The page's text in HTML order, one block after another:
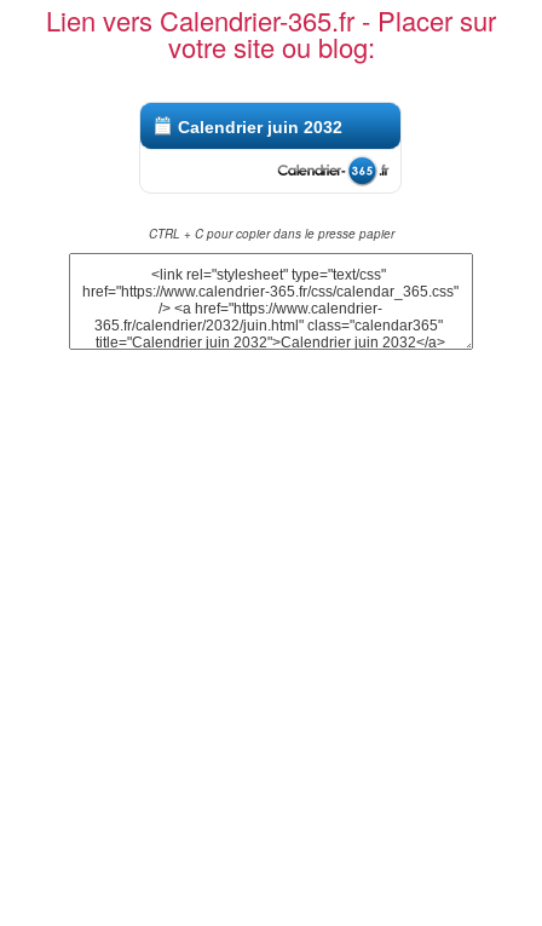
Lien vers Calendrier-365.fr - Placer sur
votre site ou blog:
Calendrier juin 2032
CTRL + C pour copier dans le presse papier